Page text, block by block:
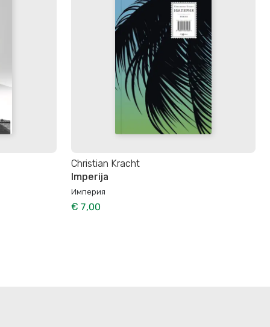
Christian Kracht
Imperija
Империя
€ 7,00